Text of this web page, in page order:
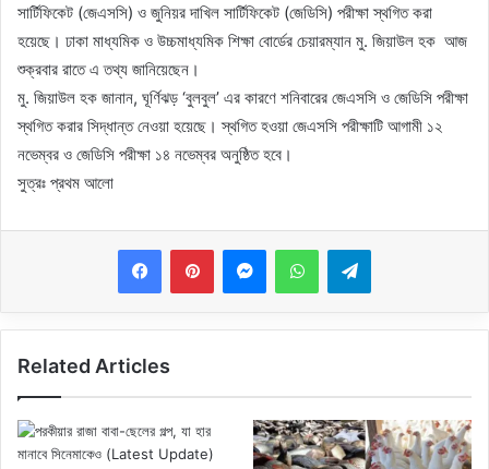
সার্টিফিকেট (জেএসসি) ও জুনিয়র দাখিল সার্টিফিকেট (জেডিসি) পরীক্ষা স্থগিত করা
হয়েছে। ঢাকা মাধ্যমিক ও উচ্চমাধ্যমিক শিক্ষা বোর্ডের চেয়ারম্যান মু. জিয়াউল হক আজ
শুক্রবার রাতে এ তথ্য জানিয়েছেন।
মু. জিয়াউল হক জানান, ঘূর্ণিঝড় ‘বুলবুল’ এর কারণে শনিবারের জেএসসি ও জেডিসি পরীক্ষা
স্থগিত করার সিদ্ধান্ত নেওয়া হয়েছে। স্থগিত হওয়া জেএসসি পরীক্ষাটি আগামী ১২
নভেম্বর ও জেডিসি পরীক্ষা ১৪ নভেম্বর অনুষ্ঠিত হবে।
সুত্রঃ প্রথম আলো
MessengerWhatsAppTelegram
Related Articles